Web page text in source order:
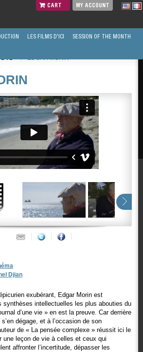
CART MY ACCOUNT
LES FILMS D'ICI SESSION OF THE MONTH
DVD / EDGAR MORIN
Djian
exubérant, Edgar Morin est
synthèses intellectuelles les plus abouties du
d’une vie » en est la preuve. Car derrière
dégage, et à l’occasion de son
de « La pensée complexe » réussit ici le
une leçon de vie à celles et ceux qui
affronter l’incertitude, dépasser les